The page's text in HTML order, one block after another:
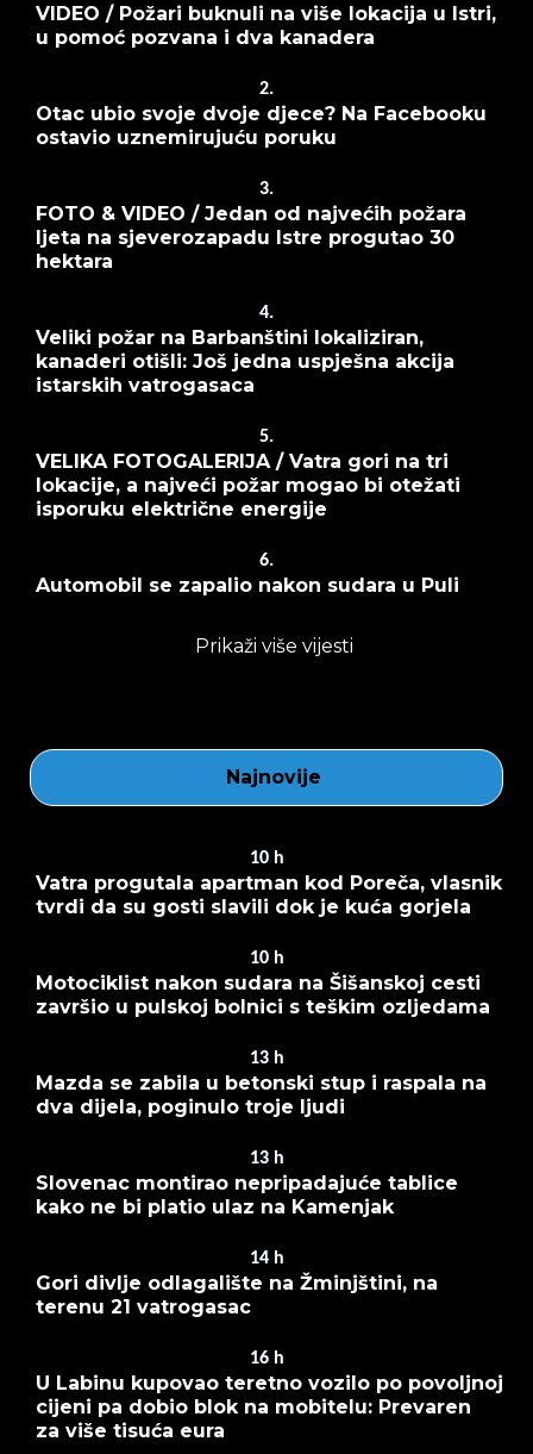
VIDEO / Požari buknuli na više lokacija u Istri,
u pomoć pozvana i dva kanadera
2.
Otac ubio svoje dvoje djece? Na Facebooku
ostavio uznemirujuću poruku
3.
FOTO & VIDEO / Jedan od najvećih požara
ljeta na sjeverozapadu Istre progutao 30
hektara
4.
Veliki požar na Barbanštini lokaliziran,
kanaderi otišli: Još jedna uspješna akcija
istarskih vatrogasaca
5.
VELIKA FOTOGALERIJA / Vatra gori na tri
lokacije, a najveći požar mogao bi otežati
isporuku električne energije
6.
Automobil se zapalio nakon sudara u Puli
Prikaži više vijesti
Najnovije
10 h
Vatra progutala apartman kod Poreča, vlasnik
tvrdi da su gosti slavili dok je kuća gorjela
10 h
Motociklist nakon sudara na Šišanskoj cesti
završio u pulskoj bolnici s teškim ozljedama
13 h
Mazda se zabila u betonski stup i raspala na
dva dijela, poginulo troje ljudi
13 h
Slovenac montirao nepripadajuće tablice
kako ne bi platio ulaz na Kamenjak
14 h
Gori divlje odlagalište na Žminjštini, na
terenu 21 vatrogasac
16 h
U Labinu kupovao teretno vozilo po povoljnoj
cijeni pa dobio blok na mobitelu: Prevaren
za više tisuća eura